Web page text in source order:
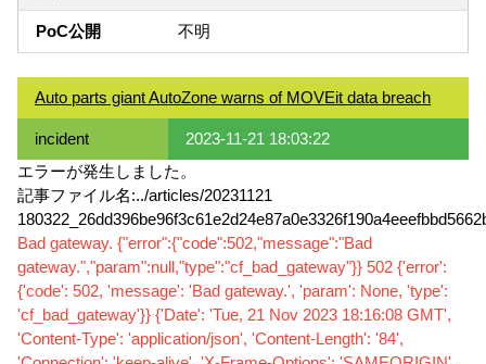
PoC公開 不明
Auto parts giant AutoZone warns of MOVEit data breach
incident
2023-11-21 18:03:22
エラーが発生しました。
記事ファイル名:../articles/20231121
Bad gateway. {"error":{"code":502,"message":"Bad
gateway.","param":null,"type":"cf_bad_gateway"}} 502 {'error':
{'code': 502, 'message': 'Bad gateway.', 'param': None, 'type':
'cf_bad_gateway'}} {'Date': 'Tue, 21 Nov 2023 18:16:08 GMT',
'Content-Type': 'application/json', 'Content-Length': '84',